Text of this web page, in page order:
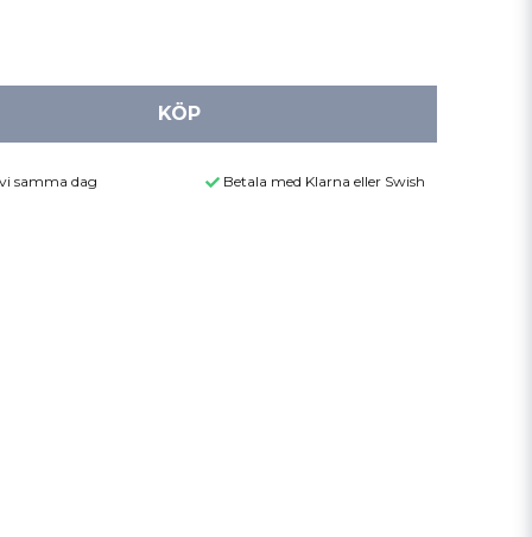
KÖP
samma dag Betala med Klarna eller Swish